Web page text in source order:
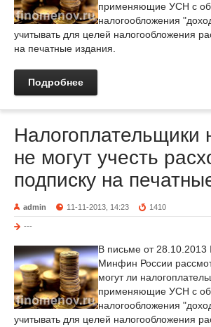
применяющие УСН с
налогообложения
учитывать для целей налогообложения
на печатные издания.
Подробнее
Налогоплательщики
не могут учесть
подписку на
admin 11-11-2013, 14:23 1410
---
В письме от
Минфин России
могут ли
применяющие УСН с
налогообложения
учитывать для целей налогообложения